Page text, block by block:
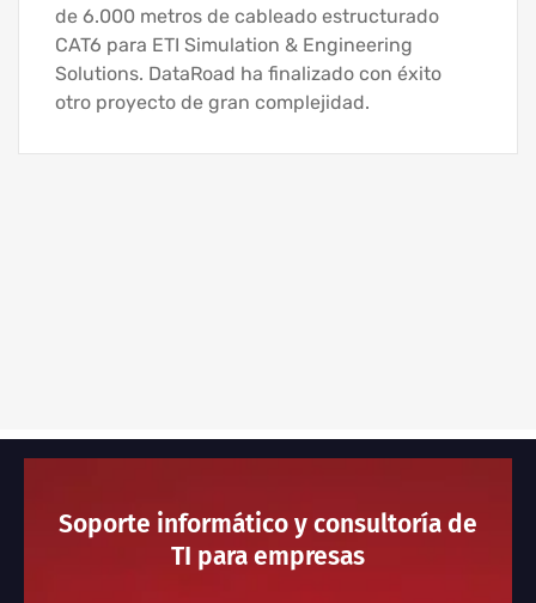
de 6.000 metros de cableado estructurado
CAT6 para ETI Simulation & Engineering
Solutions. DataRoad ha finalizado con éxito
otro proyecto de gran complejidad.
Soporte informático y consultoría de
TI para empresas